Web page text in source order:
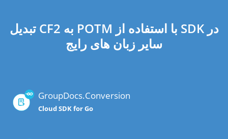
تبدیل CF2 به POTM با استفاده از SDK در
سایر زبان های رایج
GroupDocs.Conversion
Cloud SDK for Go